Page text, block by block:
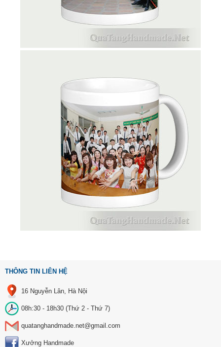
THÔNG TIN LIÊN HỆ
16 Nguyễn Lân, Hà Nội
08h:30 - 18h30 (Thứ 2 - Thứ 7)
quatanghandmade.net@gmail.com
Xưởng Handmade